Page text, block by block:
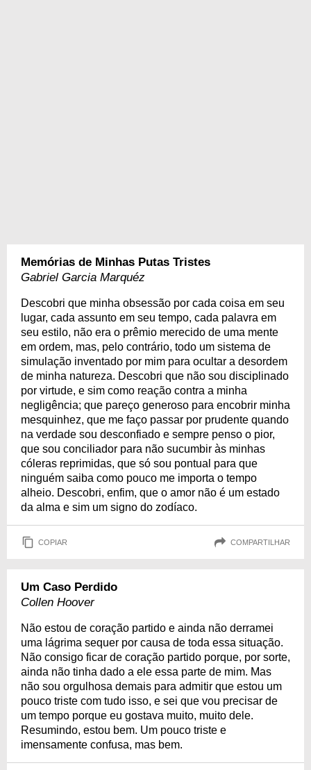
Memórias de Minhas Putas Tristes
Gabriel Garcia Marquéz
Descobri que minha obsessão por cada coisa em seu
lugar, cada assunto em seu tempo, cada palavra em
seu estilo, não era o prêmio merecido de uma mente
em ordem, mas, pelo contrário, todo um sistema de
simulação inventado por mim para ocultar a desordem
de minha natureza. Descobri que não sou disciplinado
por virtude, e sim como reação contra a minha
negligência; que pareço generoso para encobrir minha
mesquinhez, que me faço passar por prudente quando
na verdade sou desconfiado e sempre penso o pior,
que sou conciliador para não sucumbir às minhas
cóleras reprimidas, que só sou pontual para que
ninguém saiba como pouco me importa o tempo
alheio. Descobri, enfim, que o amor não é um estado
da alma e sim um signo do zodíaco.
COPIAR COMPARTILHAR
Um Caso Perdido
Collen Hoover
Não estou de coração partido e ainda não derramei
uma lágrima sequer por causa de toda essa situação.
Não consigo ficar de coração partido porque, por sorte,
ainda não tinha dado a ele essa parte de mim. Mas
não sou orgulhosa demais para admitir que estou um
pouco triste com tudo isso, e sei que vou precisar de
um tempo porque eu gostava muito, muito dele.
Resumindo, estou bem. Um pouco triste e
imensamente confusa, mas bem.